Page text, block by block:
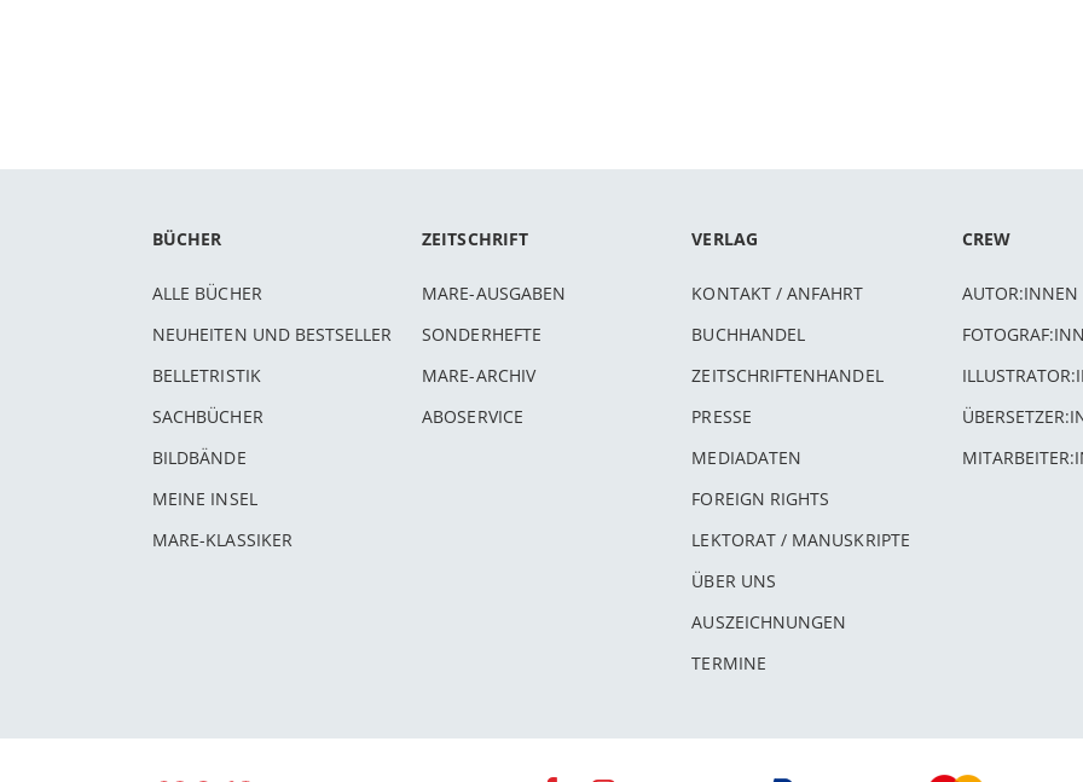
BÜCHER
ALLE BÜCHER
NEUHEITEN UND BESTSELLER
BELLETRISTIK
SACHBÜCHER
BILDBÄNDE
MEINE INSEL
MARE-KLASSIKER
ZEITSCHRIFT
MARE-AUSGABEN
SONDERHEFTE
MARE-ARCHIV
ABOSERVICE
VERLAG
KONTAKT / ANFAHRT
BUCHHANDEL
ZEITSCHRIFTENHANDEL
PRESSE
MEDIADATEN
FOREIGN RIGHTS
LEKTORAT / MANUSKRIPTE
ÜBER UNS
AUSZEICHNUNGEN
TERMINE
CREW
AUTOR:INNEN